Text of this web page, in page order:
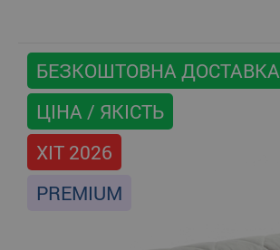
БЕЗКОШТОВНА ДОСТАВКА
ЦІНА / ЯКІСТЬ
ХІТ 2026
PREMIUM